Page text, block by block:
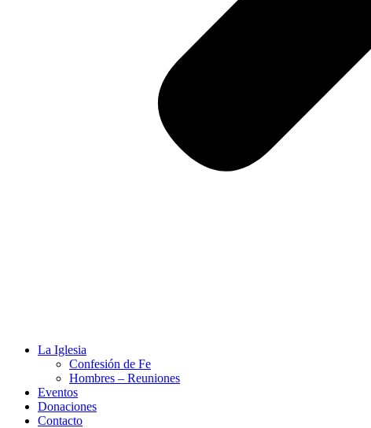
La Iglesia
Confesión de Fe
Hombres – Reuniones
Eventos
Donaciones
Contacto